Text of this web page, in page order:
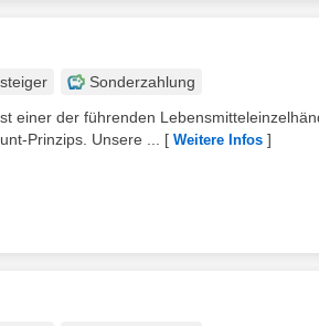
Sonderzahlung
einer der führenden
Prinzips. Unsere ...
[ Weitere Infos ]